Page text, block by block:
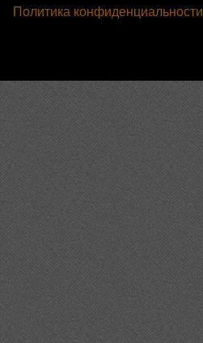
Политика конфиденциальности